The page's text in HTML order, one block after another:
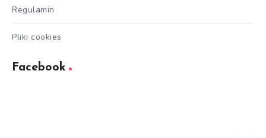
Regulamin
Pliki cookies
Facebook